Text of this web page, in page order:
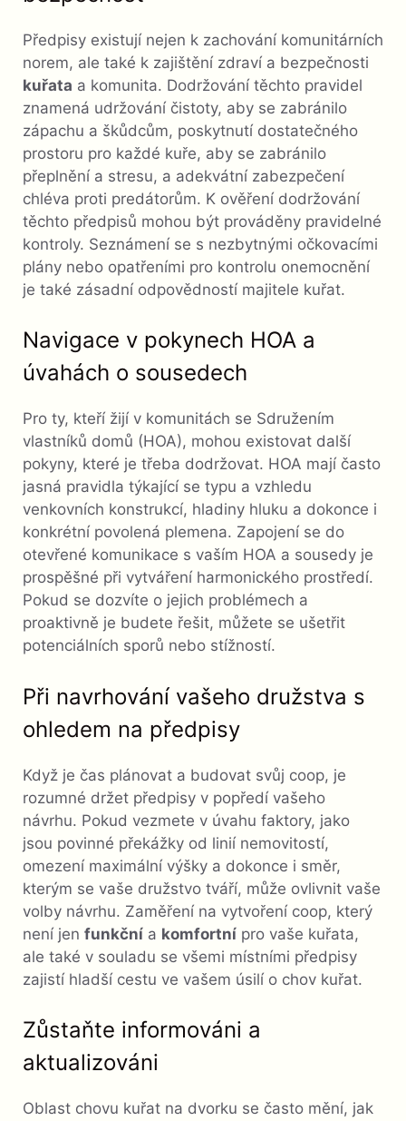
Předpisy existují nejen k zachování komunitárních
norem, ale také k zajištění zdraví a bezpečnosti
kuřata a komunita. Dodržování těchto pravidel
znamená udržování čistoty, aby se zabránilo
zápachu a škůdcům, poskytnutí dostatečného
prostoru pro každé kuře, aby se zabránilo
přeplnění a stresu, a adekvátní zabezpečení
chléva proti predátorům. K ověření dodržování
těchto předpisů mohou být prováděny pravidelné
kontroly. Seznámení se s nezbytnými očkovacími
plány nebo opatřeními pro kontrolu onemocnění
je také zásadní odpovědností majitele kuřat.
Navigace v pokynech HOA a
úvahách o sousedech
Pro ty, kteří žijí v komunitách se Sdružením
vlastníků domů (HOA), mohou existovat další
pokyny, které je třeba dodržovat. HOA mají často
jasná pravidla týkající se typu a vzhledu
venkovních konstrukcí, hladiny hluku a dokonce i
konkrétní povolená plemena. Zapojení se do
otevřené komunikace s vaším HOA a sousedy je
prospěšné při vytváření harmonického prostředí.
Pokud se dozvíte o jejich problémech a
proaktivně je budete řešit, můžete se ušetřit
potenciálních sporů nebo stížností.
Při navrhování vašeho družstva s
ohledem na předpisy
Když je čas plánovat a budovat svůj coop, je
rozumné držet předpisy v popředí vašeho
návrhu. Pokud vezmete v úvahu faktory, jako
jsou povinné překážky od linií nemovitostí,
omezení maximální výšky a dokonce i směr,
kterým se vaše družstvo tváří, může ovlivnit vaše
volby návrhu. Zaměření na vytvoření coop, který
není jen funkční a komfortní pro vaše kuřata,
ale také v souladu se všemi místními předpisy
zajistí hladší cestu ve vašem úsilí o chov kuřat.
Zůstaňte informováni a
aktualizováni
Oblast chovu kuřat na dvorku se často mění, jak